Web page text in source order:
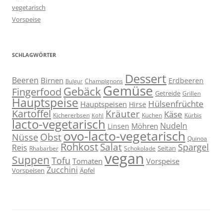
vegetarisch
Vorspeise
SCHLAGWÖRTER
Beeren Birnen Bulgur Champignons Dessert Erdbeeren
Fingerfood Gebäck Gemüse Getreide Grillen
Hauptspeise Hauptspeisen Hirse Hülsenfrüchte
Kartoffel Kichererbsen Kohl Kräuter Kuchen Käse Kürbis
lacto-vegetarisch Linsen Möhren Nudeln
Nüsse Obstovo-lacto-vegetarisch Quinoa
Reis Rhabarber RohkostSalat Schokolade Seitan Spargel
Suppen Tofu Tomaten vegan Vorspeise
Vorspeisen Zucchini Äpfel